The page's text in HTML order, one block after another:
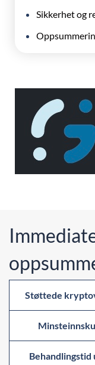
Sikkerhet og
Støttede
Behandlingstid